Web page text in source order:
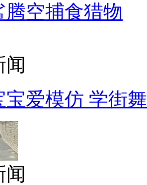
腾空捕食猎物
闻
宝爱模仿 学街
闻